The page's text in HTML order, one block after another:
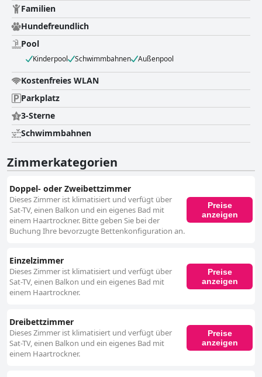
Familien
Hundefreundlich
Pool
Kinderpool Schwimmbahnen Außenpool
Kostenfreies WLAN
Parkplatz
3-Sterne
Schwimmbahnen
Zimmerkategorien
Doppel- oder Zweibettzimmer
Dieses Zimmer ist klimatisiert und verfügt über
Sat-TV, einen Balkon und ein eigenes Bad mit
einem Haartrockner. Bitte geben Sie bei der
Buchung Ihre bevorzugte Bettenkonfiguration an.
Preise
anzeigen
Einzelzimmer
Dieses Zimmer ist klimatisiert und verfügt über
Sat-TV, einen Balkon und ein eigenes Bad mit
einem Haartrockner.
Preise
anzeigen
Dreibettzimmer
Dieses Zimmer ist klimatisiert und verfügt über
Sat-TV, einen Balkon und ein eigenes Bad mit
einem Haartrockner.
Preise
anzeigen